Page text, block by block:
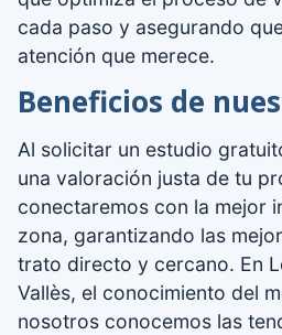
cada paso y asegurando
atención que merece.
Beneficios de
Al solicitar un estudio
una valoración justa de tu
conectaremos con la mejor
zona, garantizando las
trato directo y cercano. En
Vallès, el conocimiento del
nosotros conocemos las